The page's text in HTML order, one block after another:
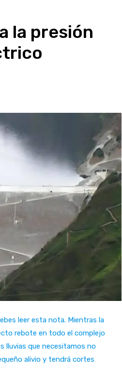
la presión
leer esta nota. Mientras la
rebote en todo el complejo
lluvias que necesitamos no
alivio y tendrá cortes